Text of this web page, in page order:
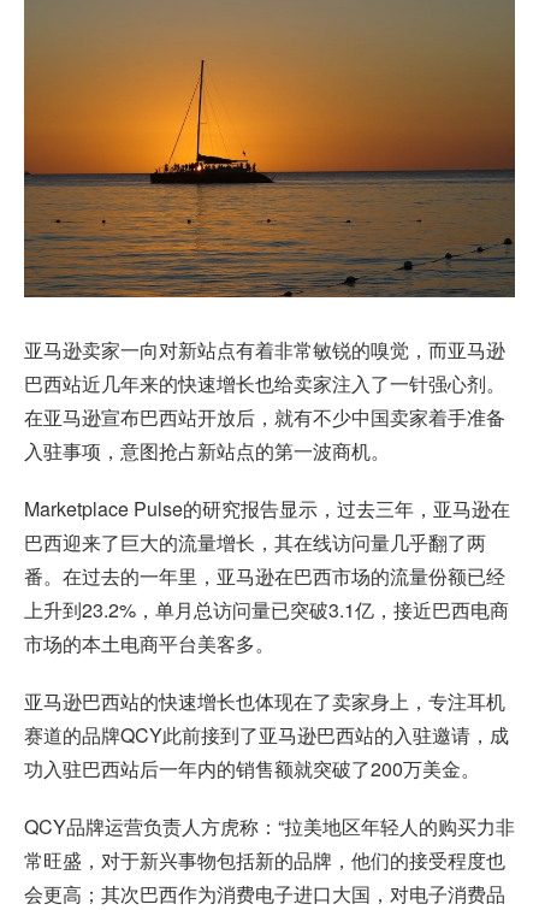
亚马逊卖家一向对新站点有着非常敏锐的嗅觉，而亚马逊
巴西站近几年来的快速增长也给卖家注入了一针强心剂。
在亚马逊宣布巴西站开放后，就有不少中国卖家着手准备
入驻事项，意图抢占新站点的第一波商机。
Marketplace Pulse的研究报告显示，过去三年，亚马逊在
巴西迎来了巨大的流量增长，其在线访问量几乎翻了两
番。在过去的一年里，亚马逊在巴西市场的流量份额已经
上升到23.2%，单月总访问量已突破3.1亿，接近巴西电商
市场的本土电商平台美客多。
亚马逊巴西站的快速增长也体现在了卖家身上，专注耳机
赛道的品牌QCY此前接到了亚马逊巴西站的入驻邀请，成
功入驻巴西站后一年内的销售额就突破了200万美金。
QCY品牌运营负责人方虎称：“拉美地区年轻人的购买力非
常旺盛，对于新兴事物包括新的品牌，他们的接受程度也
会更高；其次巴西作为消费电子进口大国，对电子消费品